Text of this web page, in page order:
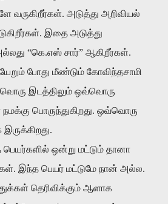
வருகிறீர்கள். அடுத்து அறிவியல்
இதை அடுத்து
“கெ.எஸ் சார்” ஆகிறீர்கள்.
போது மீண்டும் கோவிந்தசாமி
இடத்திலும் ஒவ்வொரு
நமக்கு பொருந்துகிறது. ஒவ்வொரு
இருக்கிறது.
ஒன்று மட்டும் தானா
இந்த பெயர் மட்டுமே நான் அல்ல.
தெரிவிக்கும் ஆளாக